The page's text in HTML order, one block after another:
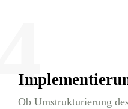
Ob Umstrukturierung